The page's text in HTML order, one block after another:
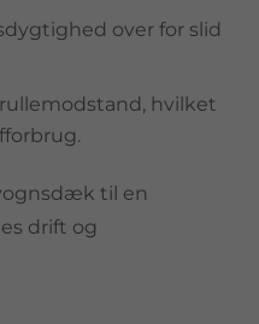
over for slid
hvilket
til en
drift og